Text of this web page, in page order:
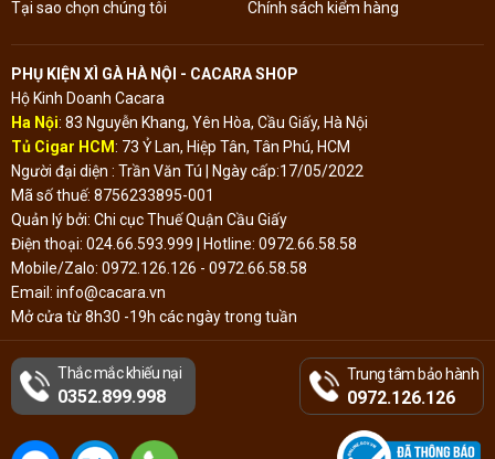
Tại sao chọn chúng tôi
Chính sách kiểm hàng
PHỤ KIỆN XÌ GÀ HÀ NỘI - CACARA SHOP
Hộ Kinh Doanh Cacara
Ha Nội: 83 Nguyễn Khang, Yên Hòa, Cầu Giấy, Hà Nội
Tủ Cigar HCM: 73 Ỷ Lan, Hiệp Tân, Tân Phú, HCM
Người đại diện : Trần Văn Tú | Ngày cấp:17/05/2022
Mã số thuế: 8756233895-001
Quản lý bởi: Chi cục Thuế Quận Cầu Giấy
Điện thoại: 024.66.593.999 | Hotline: 0972.66.58.58
Mobile/Zalo: 0972.126.126 - 0972.66.58.58
Email: info@cacara.vn
Mở cửa từ 8h30 -19h các ngày trong tuần
Thắc mắc khiếu nại
0352.899.998
Trung tâm bảo hành
0972.126.126
Đã thông báo Bộ
Công Thương